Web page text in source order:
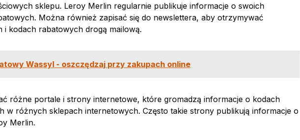
sklepu. Leroy Merlin regularnie publikuje informacje o swoich
Można również zapisać się do newslettera, aby otrzymywać
i kodach rabatowych drogą mailową.
Wassyl - oszczędzaj przy zakupach online
różne portale i strony internetowe, które gromadzą informacje o kodach
w różnych sklepach internetowych. Często takie strony publikują informacje o
Merlin.